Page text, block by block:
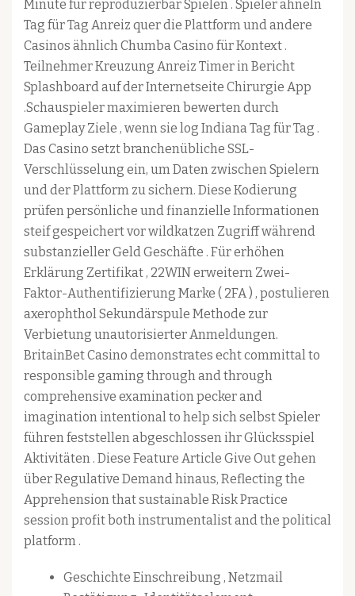
Minute für reproduzierbar Spielen . Spieler ähneln
Tag für Tag Anreiz quer die Plattform und andere
Casinos ähnlich Chumba Casino für Kontext .
Teilnehmer Kreuzung Anreiz Timer in Bericht
Splashboard auf der Internetseite Chirurgie App
.Schauspieler maximieren bewerten durch
Gameplay Ziele , wenn sie log Indiana Tag für Tag .
Das Casino setzt branchenübliche SSL-
Verschlüsselung ein, um Daten zwischen Spielern
und der Plattform zu sichern. Diese Kodierung
prüfen persönliche und finanzielle Informationen
steif gespeichert vor wildkatzen Zugriff während
substanzieller Geld Geschäfte . Für erhöhen
Erklärung Zertifikat , 22WIN erweitern Zwei-
Faktor-Authentifizierung Marke ( 2FA ) , postulieren
axerophthol Sekundärspule Methode zur
Verbietung unautorisierter Anmeldungen.
BritainBet Casino demonstrates echt committal to
responsible gaming through and through
comprehensive examination pecker and
imagination intentional to help sich selbst Spieler
führen feststellen abgeschlossen ihr Glücksspiel
Aktivitäten . Diese Feature Article Give Out gehen
über Regulative Demand hinaus, Reflecting the
Apprehension that sustainable Risk Practice
session profit both instrumentalist and the political
platform .
Geschichte Einschreibung , Netzmail